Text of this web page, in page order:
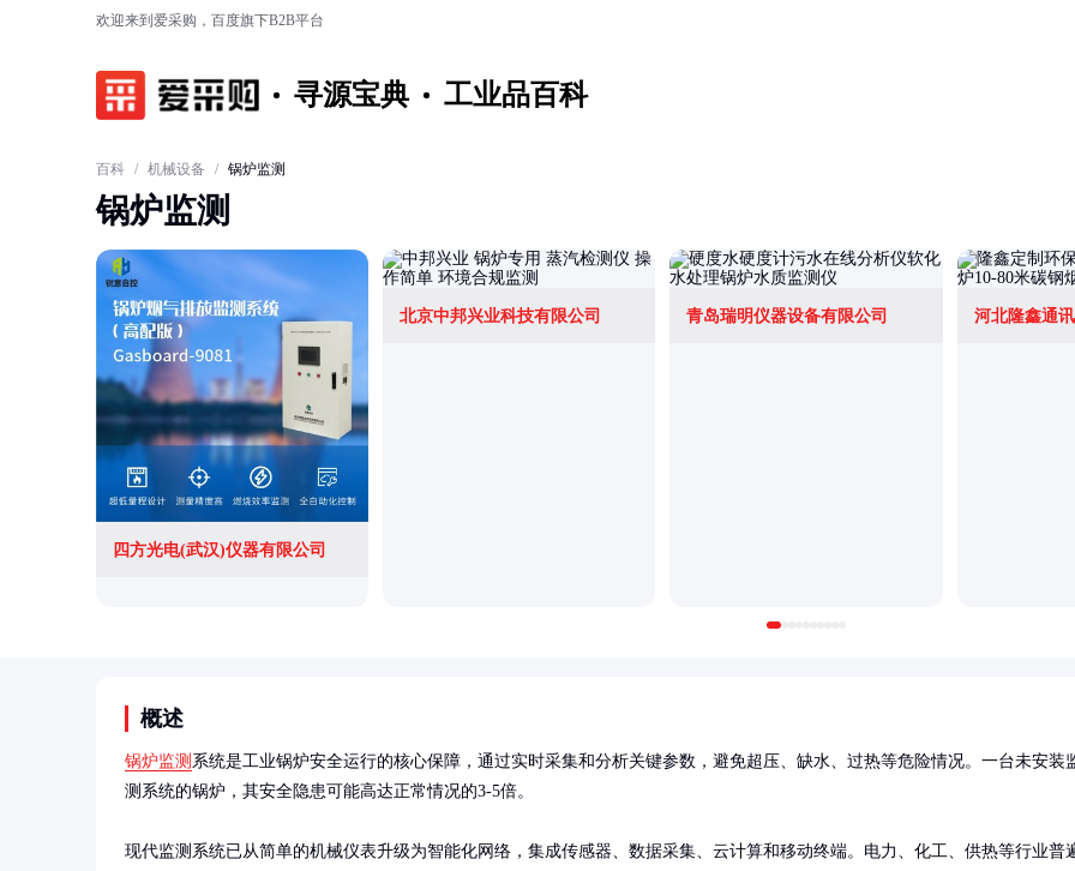
欢迎来到爱采购，百度旗下B2B平台
寻源宝典 工业品百科
百科 / 机械设备 / 锅炉监测
锅炉监测
四方光电(武汉)仪器有限公司
北京中邦兴业科技有限公司 青岛瑞明仪器设备有限公司
概述
锅炉监测 系统是工业锅炉安全运行的核心保障，通过实时采集和分析关键参数，避免超压、缺水、过热等危险情况。一台未安装
测系统的锅炉，其安全隐患可能高达正常情况的3-5倍。
现代监测系统已从简单的机械仪表升级为智能化网络，集成传感器、数据采集、云计算和移动终端。电力、化工、供热等行业普